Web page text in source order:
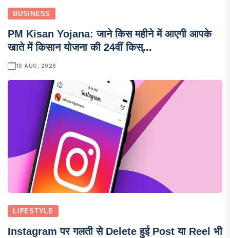
BUSINESS
PM Kisan Yojana: जाने किस महीने में आएगी आपके
खाते में किसान योजना की 24वीं किस्...
10 AUG, 2026
LIFESTYLE
Instagram पर गलती से Delete हुई Post या Reel भी